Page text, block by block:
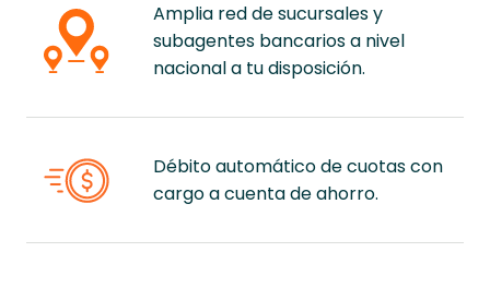
Amplia red de sucursales y
subagentes bancarios a nivel
nacional a tu disposición.
Débito automático de cuotas con
cargo a cuenta de ahorro.